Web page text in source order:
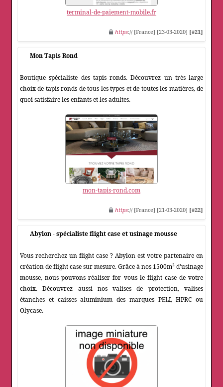
terminal-de-paiement-mobile.fr
https:// [France] [23-03-2020] [#21]
Mon Tapis Rond
Boutique spécialiste des tapis ronds. Découvrez un très large
choix de tapis ronds de tous les types et de toutes les matières, de
quoi satisfaire les enfants et les adultes.
mon-tapis-rond.com
https:// [France] [21-03-2020] [#22]
Abylon - spécialiste flight case et usinage mousse
Vous recherchez un flight case ? Abylon est votre partenaire en
création de flight case sur mesure. Grâce à nos 1500m² d'usinage
mousse, nous pouvons réaliser for vous le flight case de votre
choix. Découvrez aussi nos valises de protection, valises
étanches et caisses aluminium des marques PELI, HPRC ou
Olycase.